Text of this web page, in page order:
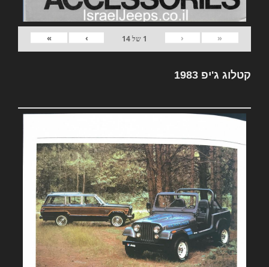
«
‹
1 של14
›
»
קטלוג ג'יפ 1983